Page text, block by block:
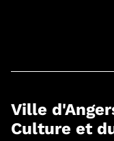
Ville
Culture et